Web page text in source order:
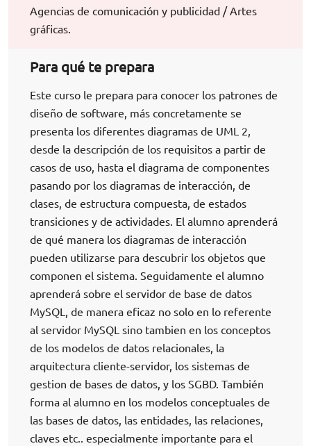
Agencias de comunicación y publicidad / Artes
gráficas.
Para qué te prepara
Este curso le prepara para conocer los patrones de
diseño de software, más concretamente se
presenta los diferentes diagramas de UML 2,
desde la descripción de los requisitos a partir de
casos de uso, hasta el diagrama de componentes
pasando por los diagramas de interacción, de
clases, de estructura compuesta, de estados
transiciones y de actividades. El alumno aprenderá
de qué manera los diagramas de interacción
pueden utilizarse para descubrir los objetos que
componen el sistema. Seguidamente el alumno
aprenderá sobre el servidor de base de datos
MySQL, de manera eficaz no solo en lo referente
al servidor MySQL sino tambien en los conceptos
de los modelos de datos relacionales, la
arquitectura cliente-servidor, los sistemas de
gestion de bases de datos, y los SGBD. También
forma al alumno en los modelos conceptuales de
las bases de datos, las entidades, las relaciones,
claves etc.. especialmente importante para el